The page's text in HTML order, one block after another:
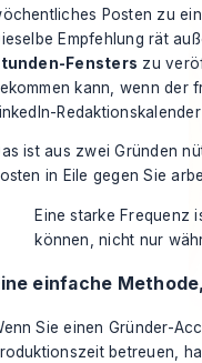
Posten zu
Empfehlung rät
Fensters zu
kann, wenn der
Redaktionskalender
ist aus zwei Gründen
in Eile gegen Sie
Eine starke Frequenz
können, nicht nur
einfache
Sie einen Gründer-
betreuen,